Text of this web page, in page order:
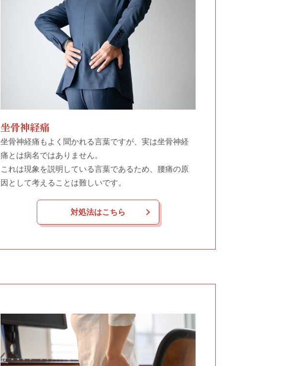
坐骨神経痛
坐骨神経痛もよく聞かれる言葉ですが、実は坐骨神経
痛とは病名ではありません。
これは現象を説明している言葉であるため、腰痛の原
因として考えることは難しいです。
対処法はこちら